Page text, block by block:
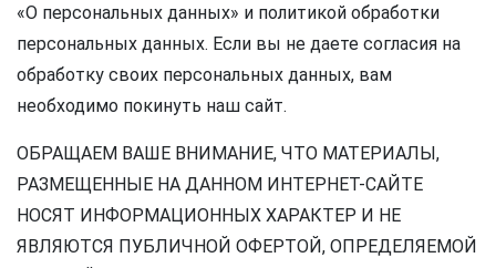
«О персональных данных» и политикой обработки
персональных данных. Если вы не даете согласия на
обработку своих персональных данных, вам
необходимо покинуть наш сайт.
ОБРАЩАЕМ ВАШЕ ВНИМАНИЕ, ЧТО МАТЕРИАЛЫ,
РАЗМЕЩЕННЫЕ НА ДАННОМ ИНТЕРНЕТ-САЙТЕ
НОСЯТ ИНФОРМАЦИОННЫХ ХАРАКТЕР И НЕ
ЯВЛЯЮТСЯ ПУБЛИЧНОЙ ОФЕРТОЙ, ОПРЕДЕЛЯЕМОЙ